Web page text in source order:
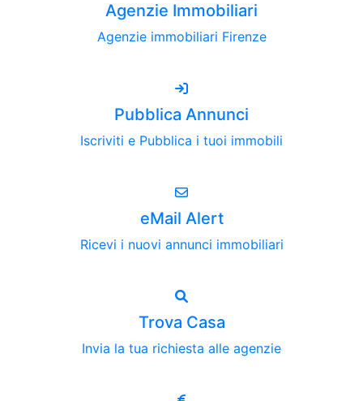
Agenzie Immobiliari
Agenzie immobiliari Firenze
Pubblica Annunci
Iscriviti e Pubblica i tuoi immobili
eMail Alert
Ricevi i nuovi annunci immobiliari
Trova Casa
Invia la tua richiesta alle agenzie